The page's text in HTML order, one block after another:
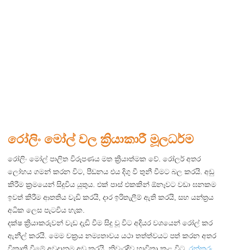
රෝලිං මෝල් වල ක්‍රියාකාරී මූලධර්ම
රෝලිං මෝල් පාලිත විරූපණය මත ක්‍රියාත්මක වේ. රෝලර් අතර
ලෝහය ගමන් කරන විට, පීඩනය එය දිගු වී තුනී වීමට බල කරයි. අඩු
කිරීම ක්‍රමයෙන් සිදුවිය යුතුය. එක් පාස් එකකින් ඕනෑවට වඩා ඝනකම
ඉවත් කිරීම ආතතිය වැඩි කරයි, දාර ඉරිතැලීම් ඇති කරයි, සහ යන්ත්‍රය
අධික ලෙස පැටවිය හැක.
දක්ෂ ක්‍රියාකරුවන් වැඩ දැඩි වීම සිදු වූ විට අදියර වශයෙන් රෝල් කර
ඇනීල් කරයි. මෙම චක්‍රය නම්‍යතාවය යථා තත්ත්වයට පත් කරන අතර